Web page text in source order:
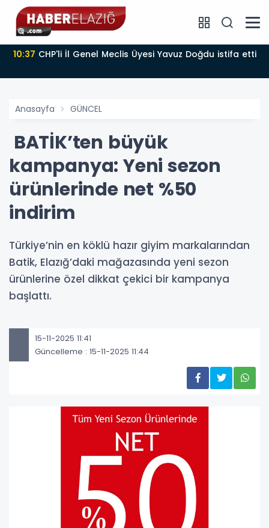
10:37 CHP'li İl Genel Meclis Üyesi Yavuz Doğdu istifa etti
Anasayfa GÜNCEL
BATİK’ten büyük
kampanya: Yeni sezon
ürünlerinde net %50
indirim
Türkiye’nin en köklü hazır giyim markalarından
Batik, Elazığ’daki mağazasında yeni sezon
ürünlerine özel dikkat çekici bir kampanya
başlattı.
15-11-2025 11:41
Güncelleme : 15-11-2025 11:44